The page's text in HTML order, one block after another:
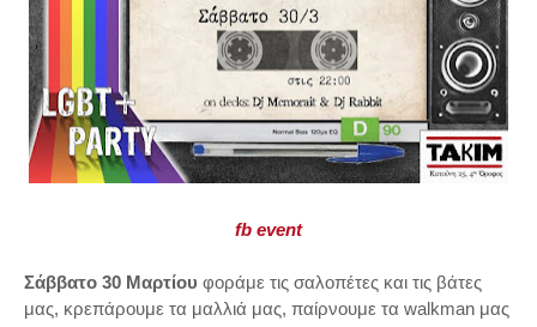
fb event
Σάββατο 30 Μαρτίου φοράμε τις σαλοπέτες και τις βάτες
μας, κρεπάρουμε τα μαλλιά μας, παίρνουμε τα walkman μας